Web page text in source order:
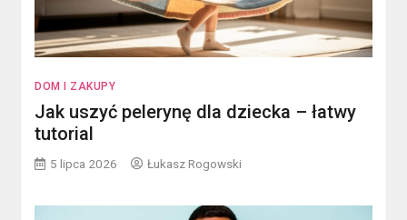
DOM I ZAKUPY
Jak uszyć pelerynę dla dziecka – łatwy
tutorial
5 lipca 2026 Łukasz Rogowski